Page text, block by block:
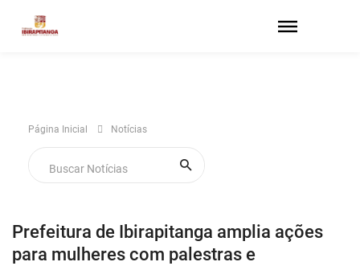
Página Inicial Notícias
Prefeitura de Ibirapitanga amplia ações
para mulheres com palestras e